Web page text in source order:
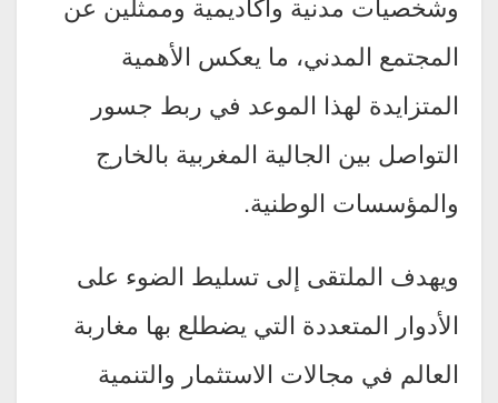
المجتمع المدني، ما يعكس الأهمية
المتزايدة لهذا الموعد في ربط جسور
التواصل بين الجالية المغربية بالخارج
والمؤسسات الوطنية.
ويهدف الملتقى إلى تسليط الضوء على
الأدوار المتعددة التي يضطلع بها مغاربة
العالم في مجالات الاستثمار والتنمية